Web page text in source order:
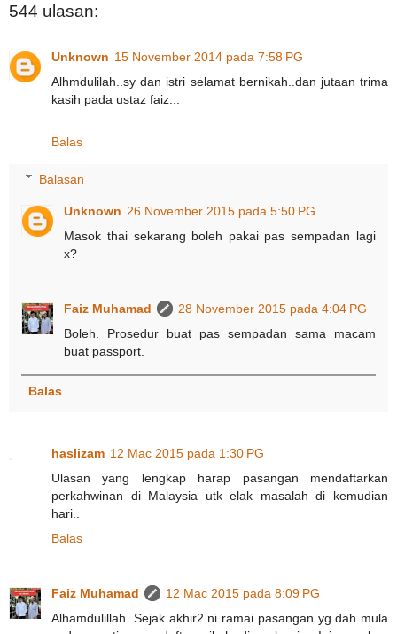
544 ulasan:
Unknown 15 November 2014 pada 7:58 PG
Alhmdulilah..sy dan istri selamat bernikah..dan jutaan trima
kasih pada ustaz faiz...
Balas
Balasan
Unknown 26 November 2015 pada 5:50 PG
Masok thai sekarang boleh pakai pas sempadan lagi
x?
Faiz Muhamad
28 November 2015 pada 4:04 PG
Boleh. Prosedur buat pas sempadan sama macam
buat passport.
Balas
haslizam 12 Mac 2015 pada 1:30 PG
Ulasan yang lengkap harap pasangan mendaftarkan
perkahwinan di Malaysia utk elak masalah di kemudian
hari..
Balas
Faiz Muhamad
12 Mac 2015 pada 8:09 PG
Alhamdulillah. Sejak akhir2 ni ramai pasangan yg dah mula